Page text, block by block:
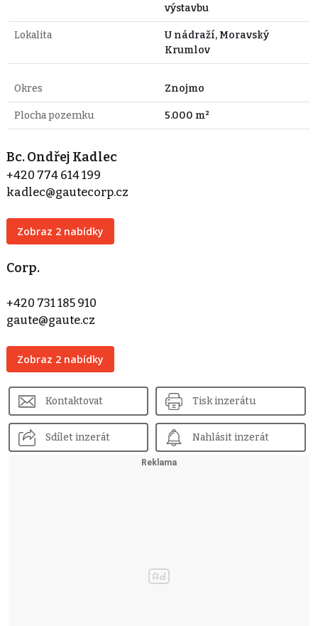
výstavbu
Lokalita
U nádraží, Moravský
Krumlov
Okres Znojmo
Plocha pozemku 5.000 m²
Bc. Ondřej Kadlec
+420 774 614 199
kadlec@gautecorp.cz
Zobraz 2 nabídky
Corp.
+420 731 185 910
gaute@gaute.cz
Zobraz 2 nabídky
Kontaktovat Tisk inzerátu
Sdílet inzerát Nahlásit inzerát